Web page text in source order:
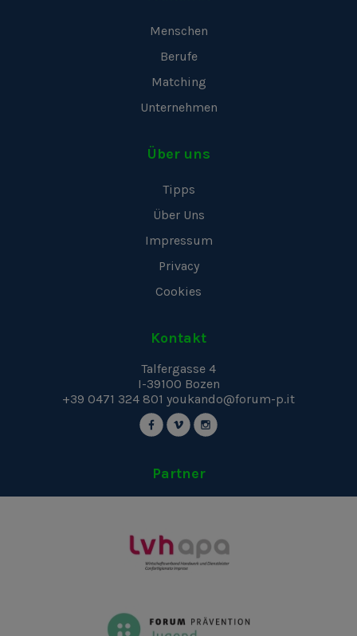
Menschen
Berufe
Matching
Unternehmen
Über uns
Tipps
Über Uns
Impressum
Privacy
Cookies
Kontakt
Talfergasse 4
I-39100 Bozen
+39 0471 324 801 youkando@forum-p.it
Partner